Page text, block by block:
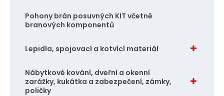
Pohony brán posuvných KIT včetně
branových komponentů
Lepidla, spojovací a kotvící materiál
Nábytkové kování, dveřní a okenní
zarážky, kukátka a zabezpečení, zámky,
poličky